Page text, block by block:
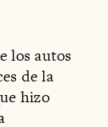
los autos
de la
hizo